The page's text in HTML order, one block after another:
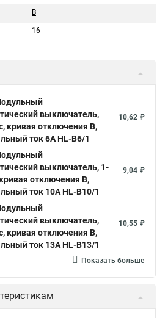
B
16
выключатель,
кривая отключения B,
ток 6А HL-B6/1
10,62 ₽
выключатель, 1-
отключения B,
ток 10А HL-B10/1
9,04 ₽
выключатель,
кривая отключения B,
ток 13А HL-B13/1
10,55 ₽
Показать больше